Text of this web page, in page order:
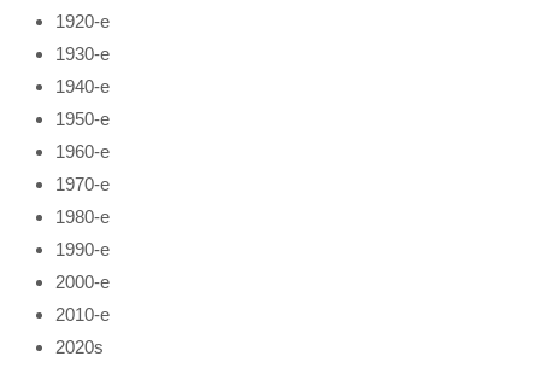
1920-е
1930-е
1940-е
1950-е
1960-е
1970-е
1980-е
1990-е
2000-е
2010-е
2020s